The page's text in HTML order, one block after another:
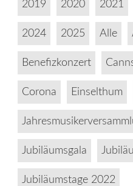
2019 2020 2021
2024 2025 Alle
Benefizkonzert
Corona Einselthum
Jubiläumsgala
Jubiläumstage 2022